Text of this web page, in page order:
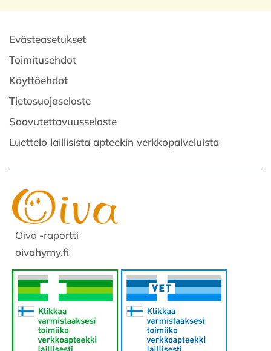
Evästeasetukset
Toimitusehdot
Käyttöehdot
Tietosuojaseloste
Saavutettavuusseloste
Luettelo laillisista apteekin verkkopalveluista
Oiva -raportti
oivahymy.fi